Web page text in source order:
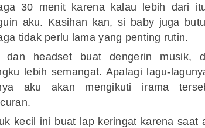
30 menit karena kalau lebih dari
aku. Kasihan kan, si baby juga
tidak perlu lama yang penting rutin.
dan headset buat dengerin musik,
ku lebih semangat. Apalagi lagu-
aku akan mengikuti irama
kecil ini buat lap keringat karena saat